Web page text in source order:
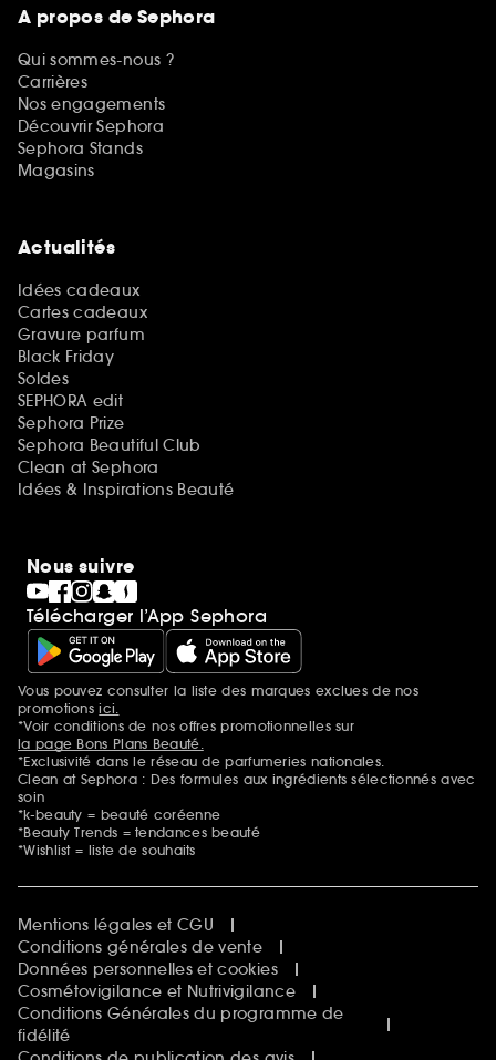
A propos de Sephora
Qui sommes-nous ?
Carrières
Nos engagements
Découvrir Sephora
Sephora Stands
Magasins
Actualités
Idées cadeaux
Cartes cadeaux
Gravure parfum
Black Friday
Soldes
SEPHORA edit
Sephora Prize
Sephora Beautiful Club
Clean at Sephora
Idées & Inspirations Beauté
Nous suivre
Télécharger l’App Sephora
Mentions additionnelles
Vous pouvez consulter la liste des marques exclues de nos
promotionsici.
*Voir conditions de nos offres promotionnelles sur
la page Bons Plans Beauté.
*Exclusivité dans le réseau de parfumeries nationales.
Clean at Sephora : Des formules aux ingrédients sélectionnés avec
soin
*k-beauty = beauté coréenne
*Beauty Trends = tendances beauté
*Wishlist = liste de souhaits
Mentions légales et CGU
Conditions générales de vente
Données personnelles et cookies
Cosmétovigilance et Nutrivigilance
Conditions Générales du programme de
fidélité